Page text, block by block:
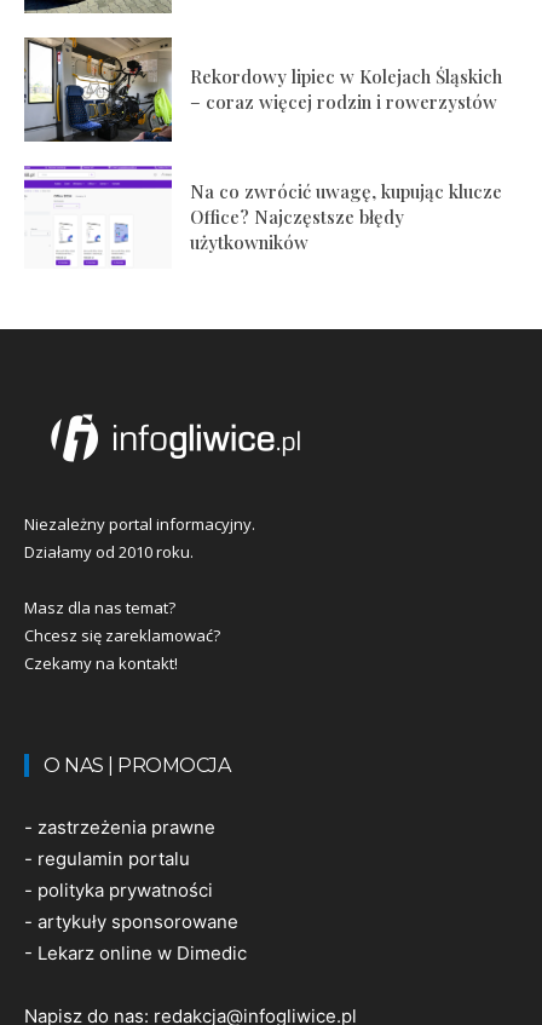
Rekordowy lipiec w Kolejach Śląskich
– coraz więcej rodzin i rowerzystów
Na co zwrócić uwagę, kupując klucze
Office? Najczęstsze błędy
użytkowników
Niezależny portal informacyjny.
Działamy od 2010 roku.
Masz dla nas temat?
Chcesz się zareklamować?
Czekamy na kontakt!
O NAS | PROMOCJA
- zastrzeżenia prawne
- regulamin portalu
- polityka prywatności
- artykuły sponsorowane
- Lekarz online w Dimedic
Napisz do nas: redakcja@infogliwice.pl